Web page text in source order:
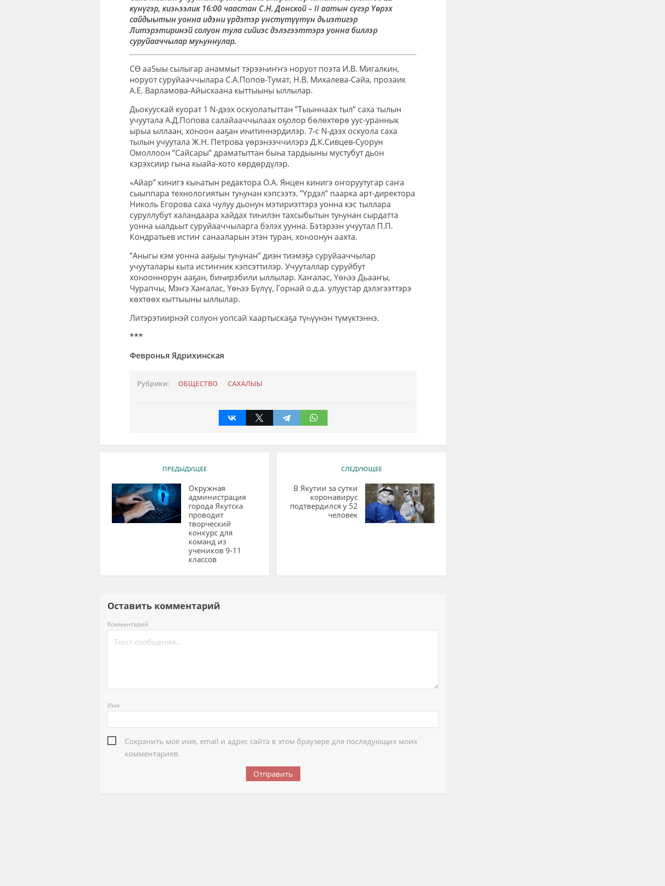
күнүгэр, киэһээлик 16:00 чаастан С.Н. Донской – II аатын сүгэр Үөрэх
сайдыытын уонна идэни үрдэтэр үнстүтүүтүн дьиэтигэр
Литэрэтиринэй солуон тула сийиэс дэлэгээттэрэ уонна биллэр
суруйааччылар муһуннулар.
СӨ аа5ыы сылыгар анаммыт тэрээһиҥҥэ норуот поэта И.В. Мигалкин,
норуот суруйааччылара С.А.Попов-Тумат, Н.В. Михалева-Сайа, прозаик
А.Е. Варламова-Айысхаана кыттыыны ыллылар.
Дьокуускай куорат 1 N-дээх оскуолатыттан ”Тыыннаах тыл” саха тылын
учуутала А.Д.Попова салайааччылаах оҕолор бөлөхтөрө уус-ураннык
ырыа ыллаан, хоһоон ааҕан иһитиннэрдилэр. 7-с N-дээх оскуола саха
тылын учуутала Ж.Н. Петрова үөрэнээччилэрэ Д.К.Сивцев-Суорун
Омоллоон ”Сайсары” драматыттан быһа тардыыны мустубут дьон
кэрэхсиир гына кыайа-хото көрдөрдүлэр.
«Айар” кинигэ кыһатын редактора О.А. Янцен кинигэ оҥоруутугар саҥа
сыыппара технологиятын туһунан кэпсээтэ. ”Үрдэл” паарка арт-директора
Николь Егорова саха чулуу дьонун мэтириэттэрэ уонна кэс тыллара
суруллубут халандаара хайдах тиһилэн тахсыбытын туһунан сырдатта
уонна ыалдьыт суруйааччыларга бэлэх уунна. Бэтэрээн учуутал П.П.
Кондратьев истиҥ санааларын этэн туран, хоһоонун аахта.
”Аныгы кэм уонна ааҕыы туһунан” диэн тиэмэҕэ суруйааччылар
учууталары кыта истиҥник кэпсэттилэр. Учууталлар суруйбут
хоһооннорун ааҕан, биһирэбили ыллылар. Хаҥалас, Үөһээ Дьааҥы,
Чурапчы, Мэҥэ Хаҥалас, Үөһээ Бүлүү, Горнай о.д.а. улуустар дэлэгээттэрэ
көхтөөх кыттыыны ыллылар.
Литэрэтиирнэй солуон уопсай хаартыскаҕа түһүүнэн түмүктэннэ.
***
Февронья Ядрихинская
Рубрики: ОБЩЕСТВО САХАЛЫЫ
ПРЕДЫДУЩЕЕ
Окружная
администрация
города Якутска
проводит
творческий
конкурс для
команд из
учеников 9-11
классов
СЛЕДУЮЩЕЕ
В Якутии за сутки
коронавирус
подтвердился у 52
человек
Оставить комментарий
Комментарий
Имя
Сохранить моё имя, email и адрес сайта в этом браузере для последующих моих
комментариев.